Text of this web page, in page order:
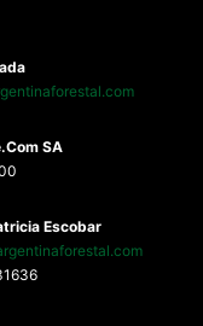
SA
Escobar